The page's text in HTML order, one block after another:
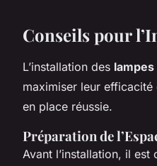
Conseils pour
L’installation des
maximiser leur
en place réussie.
Préparation de
Avant l’installation, il